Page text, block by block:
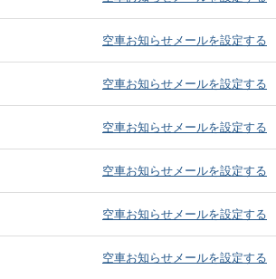
空車お知らせメールを設定する
空車お知らせメールを設定する
空車お知らせメールを設定する
空車お知らせメールを設定する
空車お知らせメールを設定する
空車お知らせメールを設定する